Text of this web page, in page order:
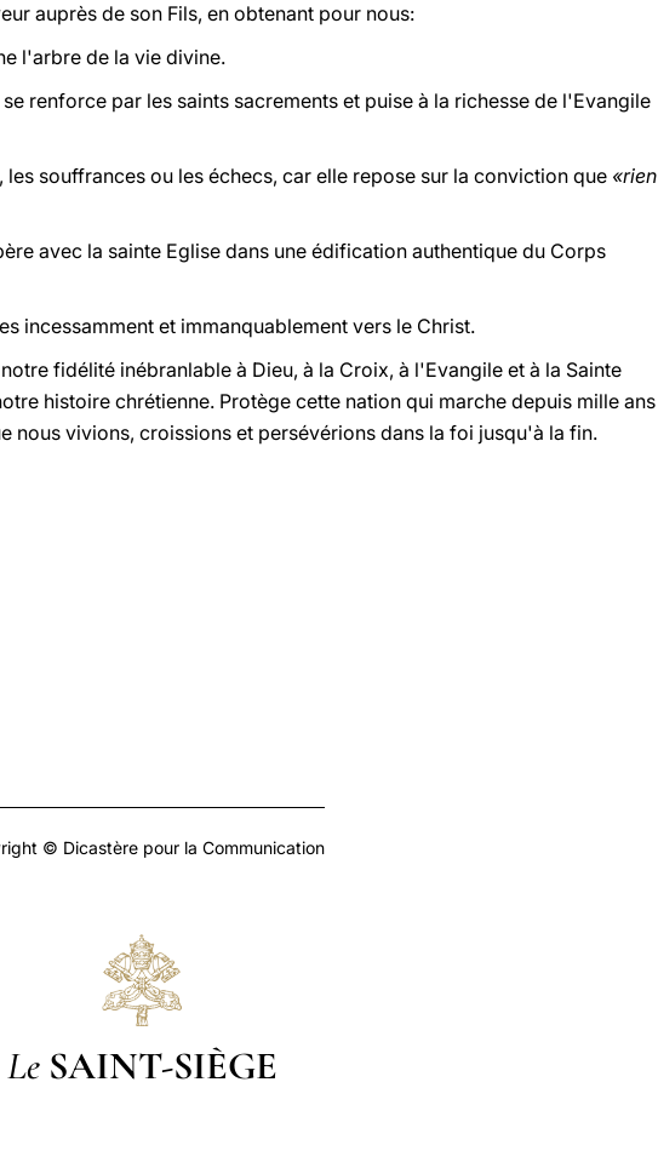
auprès de son Fils, en obtenant pour nous:
l'arbre de la vie divine.
renforce par les saints sacrements et puise à la richesse de l'Evangile
souffrances ou les échecs, car elle repose sur la conviction que «rien
avec la sainte Eglise dans une édification authentique du Corps
incessamment et immanquablement vers le Christ.
fidélité inébranlable à Dieu, à la Croix, à l'Evangile et à la Sainte
histoire chrétienne. Protège cette nation qui marche depuis mille ans
nous vivions, croissions et persévérions dans la foi jusqu'à la fin.
© Dicastère pour la Communication
Le SAINT-SIÈGE